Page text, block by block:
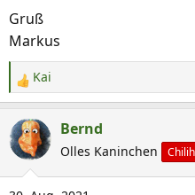
Gruß
Markus
R
e
a
k
t
i
Kai
Bernd
Olles Kaninchen